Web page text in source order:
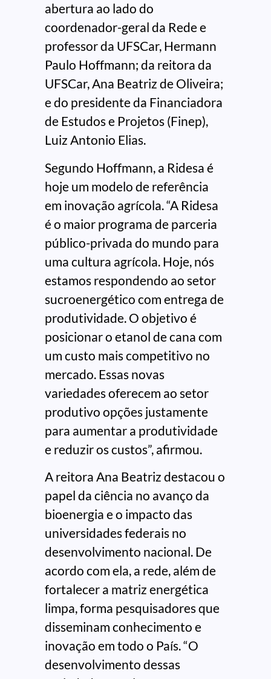
abertura ao lado do
coordenador-geral da Rede e
professor da UFSCar, Hermann
Paulo Hoffmann; da reitora da
UFSCar, Ana Beatriz de Oliveira;
e do presidente da Financiadora
de Estudos e Projetos (Finep),
Luiz Antonio Elias.
Segundo Hoffmann, a Ridesa é
hoje um modelo de referência
em inovação agrícola. “A Ridesa
é o maior programa de parceria
público-privada do mundo para
uma cultura agrícola. Hoje, nós
estamos respondendo ao setor
sucroenergético com entrega de
produtividade. O objetivo é
posicionar o etanol de cana com
um custo mais competitivo no
mercado. Essas novas
variedades oferecem ao setor
produtivo opções justamente
para aumentar a produtividade
e reduzir os custos”, afirmou.
A reitora Ana Beatriz destacou o
papel da ciência no avanço da
bioenergia e o impacto das
universidades federais no
desenvolvimento nacional. De
acordo com ela, a rede, além de
fortalecer a matriz energética
limpa, forma pesquisadores que
disseminam conhecimento e
inovação em todo o País. “O
desenvolvimento dessas